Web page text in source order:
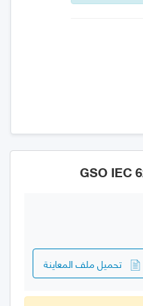
تحميل ملف المعاينة